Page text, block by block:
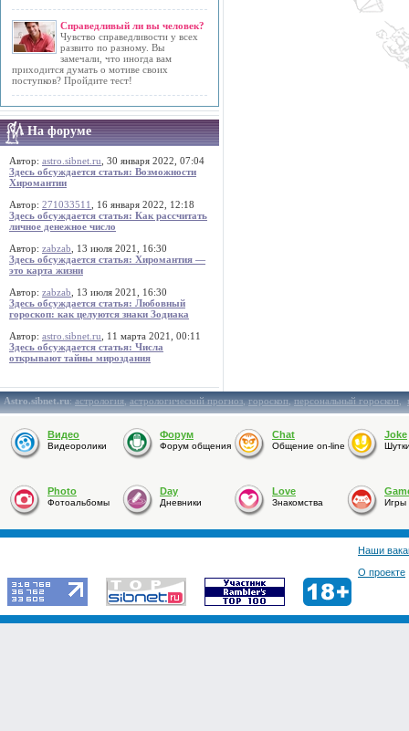
Справедливый ли вы человек?
Чувство справедливости у всех
развито по разному. Вы
замечали, что иногда вам
приходится думать о мотиве своих
поступков? Пройдите тест!
На форуме
Автор: astro.sibnet.ru , 30 января 2022, 07:04
Здесь обсуждается статья: Возможности
Хиромантии
Автор: 271033511
, 16 января 2022, 12:18
Здесь обсуждается статья: Как рассчитать
личное денежное число
Автор: zabzab , 13 июля 2021, 16:30
Здесь обсуждается статья: Хиромантия —
это карта жизни
Автор: zabzab , 13 июля 2021, 16:30
Здесь обсуждается статья: Любовный
гороскоп: как целуются знаки Зодиака
Автор: astro.sibnet.ru , 11 марта 2021, 00:11
Здесь обсуждается статья: Числа
открывают тайны мироздания
Astro.sibnet.ru:астрология,астрологический прогноз,гороскоп,персональный гороскоп,
Видео
Видеоролики
Форум
Форум общения
Chat
Общение on-line
Joke
Photo
Фотоальбомы
Day
Дневники
Love
Знакомства Игры
Наши
О проекте